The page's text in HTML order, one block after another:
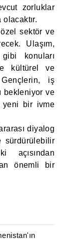
zorluklar
olacaktır.
sektör ve
Ulaşım,
konuları
kültürel ve
iş
bekleniyor ve
yeni bir ivme
diyalog
sürdürülebilir
açısından
önemli bir